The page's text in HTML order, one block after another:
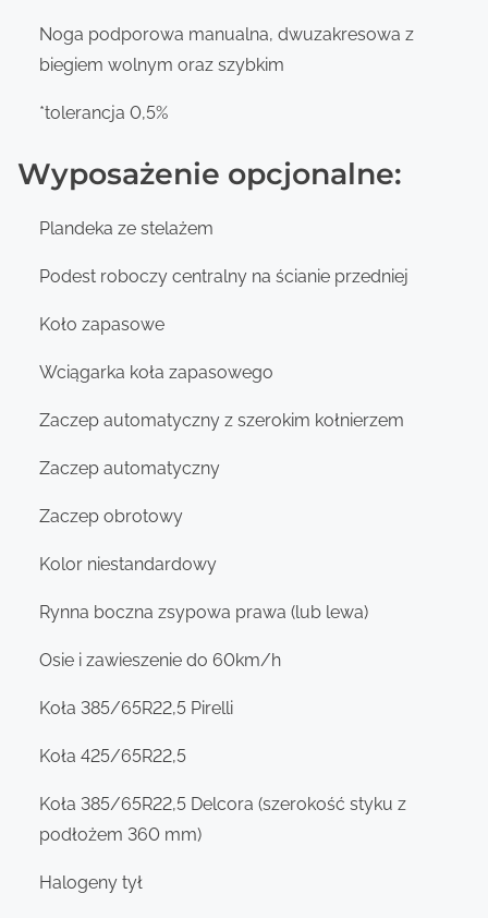
Noga podporowa manualna, dwuzakresowa z
biegiem wolnym oraz szybkim
*tolerancja 0,5%
Wyposażenie opcjonalne:
Plandeka ze stelażem
Podest roboczy centralny na ścianie przedniej
Koło zapasowe
Wciągarka koła zapasowego
Zaczep automatyczny z szerokim kołnierzem
Zaczep automatyczny
Zaczep obrotowy
Kolor niestandardowy
Rynna boczna zsypowa prawa (lub lewa)
Osie i zawieszenie do 60km/h
Koła 385/65R22,5 Pirelli
Koła 425/65R22,5
Koła 385/65R22,5 Delcora (szerokość styku z
podłożem 360 mm)
Halogeny tył